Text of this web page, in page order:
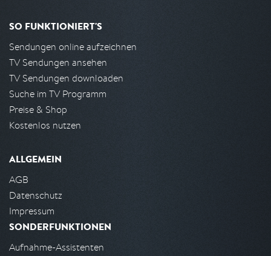
SO FUNKTIONIERT'S
Sendungen online aufzeichnen
TV Sendungen ansehen
TV Sendungen downloaden
Suche im TV Programm
Preise & Shop
Kostenlos nutzen
ALLGEMEIN
AGB
Datenschutz
Impressum
SONDERFUNKTIONEN
Aufnahme-Assistenten